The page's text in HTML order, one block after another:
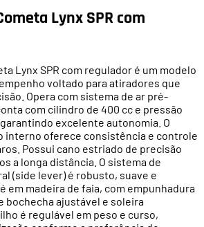
Lynx SPR com
Lynx SPR com regulador é um modelo
voltado para atiradores que
Opera com sistema de ar pré-
com cilindro de 400 cc e pressão
excelente autonomia. O
interno oferece consistência e controle
Possui cano estriado de precisão
a longa distância. O sistema de
(side lever) é robusto, suave e
em madeira de faia, com empunhadura
bochecha ajustável e soleira
é regulável em peso e curso,